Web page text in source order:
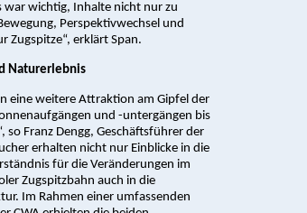
war wichtig, Inhalte nicht nur zu
Perspektivwechsel und
Zugspitze“, erklärt Span.
Naturerlebnis
eine weitere Attraktion am Gipfel der
und -untergängen bis
so Franz Dengg, Geschäftsführer der
erhalten nicht nur Einblicke in die
für die Veränderungen im
Zugspitzbahn auch in die
Im Rahmen einer umfassenden